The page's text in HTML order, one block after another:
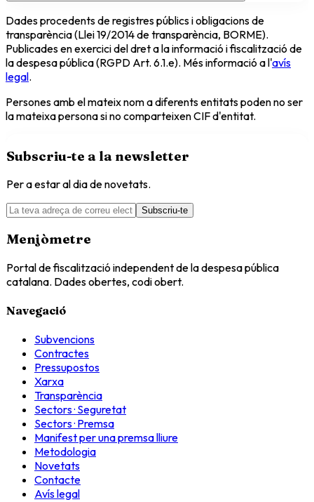
Dades procedents de registres públics i obligacions de
transparència (Llei 19/2014 de transparència, BORME).
Publicades en exercici del dret a la informació i fiscalització de
la despesa pública (RGPD Art. 6.1.e). Més informació a l'avís
legal.
Persones amb el mateix nom a diferents entitats poden no ser
la mateixa persona si no comparteixen CIF d'entitat.
Subscriu-te a la newsletter
Per a estar al dia de novetats.
Subscriu-te
Menjòmetre
Portal de fiscalització independent de la despesa pública
catalana. Dades obertes, codi obert.
Navegació
Subvencions
Contractes
Pressupostos
Xarxa
Transparència
Sectors · Seguretat
Sectors · Premsa
Manifest per una premsa lliure
Metodologia
Novetats
Contacte
Avís legal